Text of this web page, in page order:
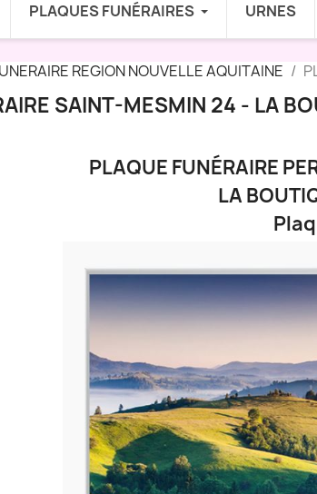
PLAQUES FUNÉRAIRES URNES
REGION NOUVELLE AQUITAINE
SAINT-MESMIN 24 - LA
PLAQUE FUNÉRAIRE
LA